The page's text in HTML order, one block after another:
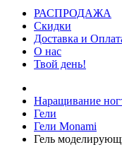
РАСПРОДАЖА
Скидки
Доставка и
О нас
Твой день!
Наращивание
Гели
Гели Monami
Гель